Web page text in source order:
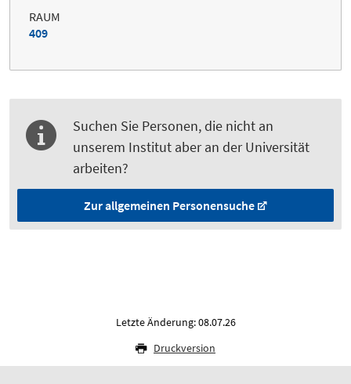
RAUM
409
Suchen Sie Personen, die nicht an
unserem Institut aber an der Universität
arbeiten?
Zur allgemeinen Personensuche
Letzte Änderung: 08.07.26
Druckversion